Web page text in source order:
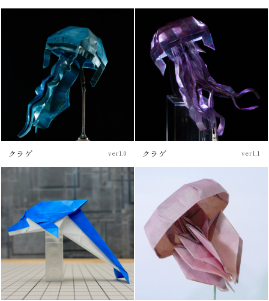
クラゲ ver1.0 クラゲ ver1.1